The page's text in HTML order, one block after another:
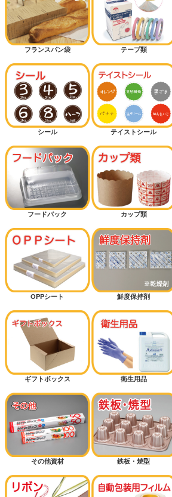
フランスパン袋 テープ類
シール テイストシール
フードパック カップ類
OPPシート 鮮度保持剤
ギフトボックス 衛生用品
その他資材 鉄板・焼型